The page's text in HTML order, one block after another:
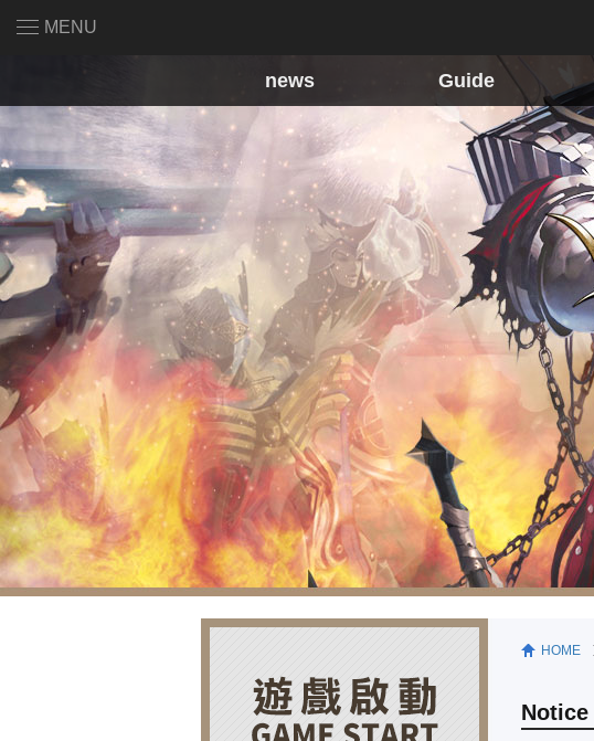
MENU
news Guide
HOME
Notice